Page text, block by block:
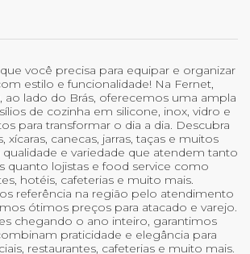
você precisa para equipar e organizar
estilo e funcionalidade! Na Fernet,
ao lado do Brás, oferecemos uma ampla
de cozinha em silicone, inox, vidro e
para transformar o dia a dia. Descubra
xícaras, canecas, jarras, taças e muitos
e variedade que atendem tanto
quanto lojistas e food service como
hotéis, cafeterias e muito mais.
referência na região pelo atendimento
ótimos preços para atacado e varejo.
chegando o ano inteiro, garantimos
praticidade e elegância para
restaurantes, cafeterias e muito mais.